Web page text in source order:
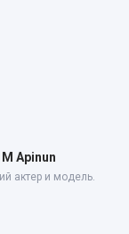
Apinun
актер и модель.